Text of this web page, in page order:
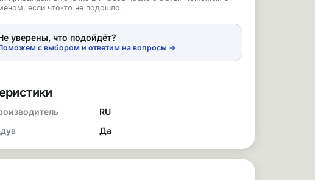
если что-то не подошло.
уверены, что подойдёт?
с выбором и ответим на вопросы →
RU
Да